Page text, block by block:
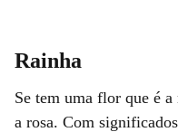
Rainha
Se tem uma flor que é a
a rosa. Com